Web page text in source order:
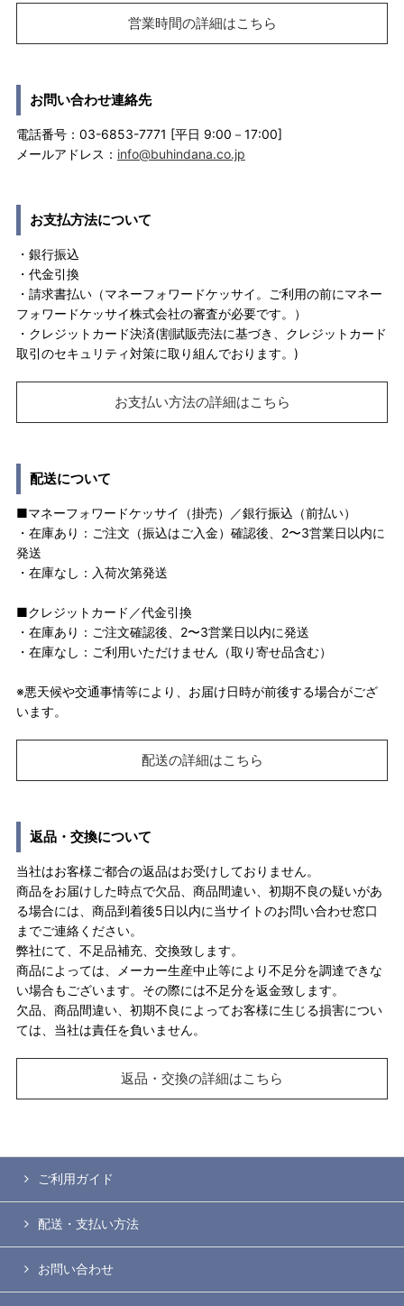
営業時間の詳細はこちら
お問い合わせ連絡先
電話番号：03-6853-7771 [平日 9:00－17:00]
メールアドレス： info@buhindana.co.jp
お支払方法について
・銀行振込
・代金引換
・請求書払い（マネーフォワードケッサイ。ご利用の前にマネー
フォワードケッサイ株式会社の審査が必要です。）
・クレジットカード決済(割賦販売法に基づき、クレジットカード
取引のセキュリティ対策に取り組んでおります。)
お支払い方法の詳細はこちら
配送について
■マネーフォワードケッサイ（掛売）／銀行振込（前払い）
・在庫あり：ご注文（振込はご入金）確認後、2〜3営業日以内に
発送
・在庫なし：入荷次第発送
■クレジットカード／代金引換
・在庫あり：ご注文確認後、2〜3営業日以内に発送
・在庫なし：ご利用いただけません（取り寄せ品含む）
※悪天候や交通事情等により、お届け日時が前後する場合がござ
います。
配送の詳細はこちら
返品・交換について
当社はお客様ご都合の返品はお受けしておりません。
商品をお届けした時点で欠品、商品間違い、初期不良の疑いがあ
る場合には、商品到着後5日以内に当サイトのお問い合わせ窓口
までご連絡ください。
弊社にて、不足品補充、交換致します。
商品によっては、メーカー生産中止等により不足分を調達できな
い場合もございます。その際には不足分を返金致します。
欠品、商品間違い、初期不良によってお客様に生じる損害につい
ては、当社は責任を負いません。
返品・交換の詳細はこちら
ご利用ガイド
配送・支払い方法
お問い合わせ